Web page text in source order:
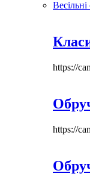
https://
https://